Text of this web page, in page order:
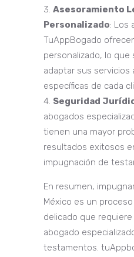
Asesoramiento
Personalizado: Los
TuAppBogado
personalizado, lo
adaptar sus servicios
específicas de cada
Seguridad
abogados
tienen una mayor
resultados exitosos
impugnación de
En resumen,
México es un
delicado que
abogado
testamentos.